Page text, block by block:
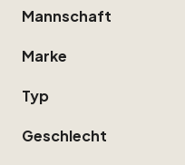
Mannschaft
Marke
Typ
Geschlecht